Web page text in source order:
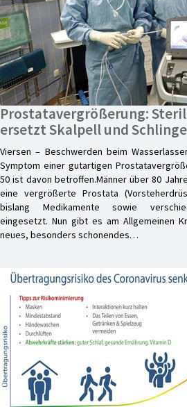
Prostatavergrößerung:
ersetzt Skalpell und Schlinge
Viersen – Beschwerden beim
Symptom einer gutartigen
50 ist davon betroffen.Männer über 80
eine vergrößerte Prostata
bislang Medikamente sowie
eingesetzt. Nun gibt es am Allgemeinen
neues, besonders schonendes…